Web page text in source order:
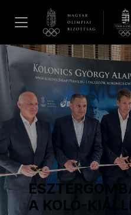
Hírek
Galéria
Dakar 2026
Los Angeles
A KOLÓ-